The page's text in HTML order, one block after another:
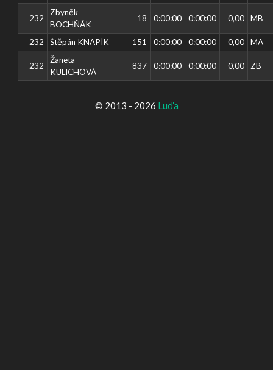
232
Zbyněk
BOCHŇÁK
18 0:00:00 0:00:00 0,00 MB
232 Štěpán KNAPÍK 151 0:00:00 0:00:00 0,00 MA
232
Žaneta
KULICHOVÁ
837 0:00:00 0:00:00 0,00 ZB
© 2013 - 2026 Luďa